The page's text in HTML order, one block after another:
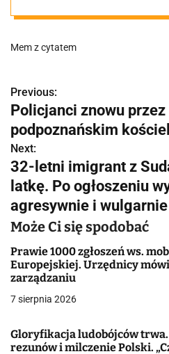
dla
Mem z cytatem
N
a
w
i
g
a
c
j
a
w
Previous:
Policjanci znowu przez
podpoznańskim
Next:
32-letni imigrant z
latkę. Po ogłoszeniu
agresywnie i wulgarnie
Może Ci się spodobać
Prawie 1000 zgłoszeń ws.
Europejskiej. Urzędnicy
zarządzaniu
7 sierpnia 2026
Gloryfikacja ludobójców trwa.
rezunów i milczenie Polski.